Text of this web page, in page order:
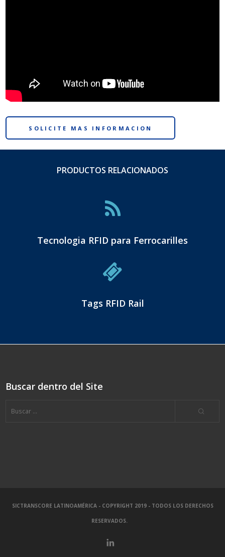
SOLICITE MAS INFORMACION
PRODUCTOS RELACIONADOS
Tecnologia RFID para Ferrocarilles
Tags RFID Rail
Buscar dentro del Site
SICTRANSCORE LATINOAMÉRICA - COPYRIGHT 2019 - TODOS LOS DERECHOS
RESERVADOS.